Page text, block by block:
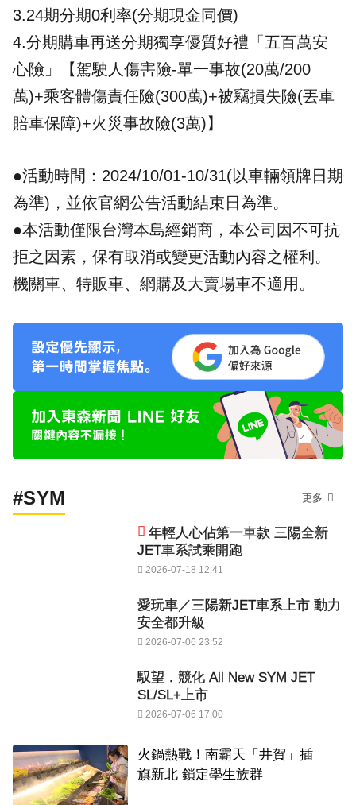
3.24期分期0利率(分期現金同價)
4.分期購車再送分期獨享優質好禮「五百萬安
心險」【駕駛人傷害險-單一事故(20萬/200
萬)+乘客體傷責任險(300萬)+被竊損失險(丟車
賠車保障)+火災事故險(3萬)】
●活動時間：2024/10/01-10/31(以車輛領牌日期
為準)，並依官網公告活動結束日為準。
●本活動僅限台灣本島經銷商，本公司因不可抗
拒之因素，保有取消或變更活動內容之權利。
機關車、特販車、網購及大賣場車不適用。
#SYM 更多
年輕人心佔第一車款 三陽全新
JET車系試乘開跑
2026-07-18 12:41
愛玩車／三陽新JET車系上市 動力
安全都升級
2026-07-06 23:52
馭望．競化 All New SYM JET
SL/SL+上市
2026-07-06 17:00
火鍋熱戰！南霸天「井賀」插
旗新北 鎖定學生族群